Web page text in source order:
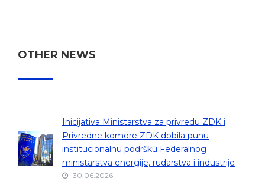
OTHER NEWS
Inicijativa Ministarstva za privredu ZDK i
Privredne komore ZDK dobila punu
institucionalnu podršku Federalnog
ministarstva energije, rudarstva i industrije
30.06.2026